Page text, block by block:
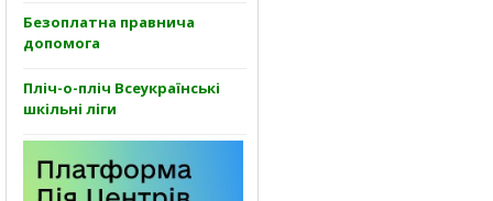
Безоплатна правнича
допомога
Пліч-о-пліч Всеукраїнські
шкільні ліги